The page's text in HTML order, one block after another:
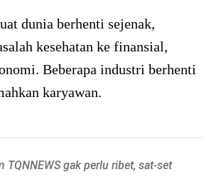
dunia berhenti sejenak,
kesehatan ke finansial,
Beberapa industri berhenti
karyawan.
TQNNEWS gak perlu ribet, sat-set